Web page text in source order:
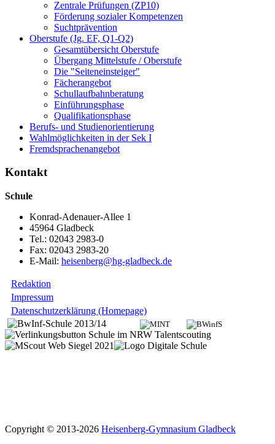
Zentrale Prüfungen (ZP10)
Förderung sozialer Kompetenzen
Suchtprävention
Oberstufe (Jg. EF, Q1-Q2)
Gesamtübersicht Oberstufe
Übergang Mittelstufe / Oberstufe
Die "Seiteneinsteiger"
Fächerangebot
Schullaufbahnberatung
Einführungsphase
Qualifikationsphase
Berufs- und Studienorientierung
Wahlmöglichkeiten in der Sek I
Fremdsprachenangebot
Kontakt
Schule
Konrad-Adenauer-Allee 1
45964 Gladbeck
Tel.: 02043 2983-0
Fax: 02043 2983-20
E-Mail: heisenberg@hg-gladbeck.de
Redaktion
Impressum
Datenschutzerklärung (Homepage)
Copyright © 2013-2026 Heisenberg-Gymnasium Gladbeck